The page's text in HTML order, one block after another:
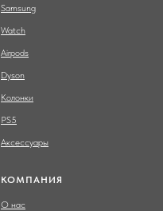
Samsung
Watch
Airpods
Dyson
Колонки
PS5
Аксессуары
КОМПАНИЯ
О нас